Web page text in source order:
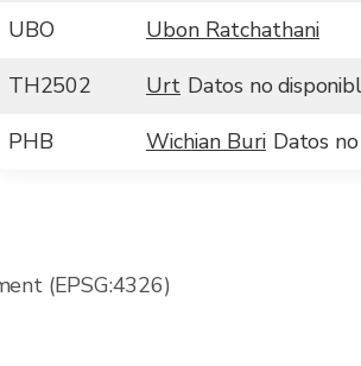
UBO
Ubon Ratchathani
TH2502
Urt Datos no
PHB
Wichian Buri Datos
(EPSG:4326)